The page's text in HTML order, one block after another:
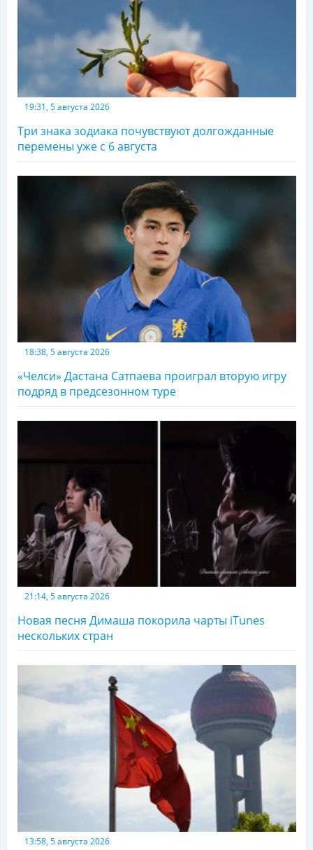
19:31, 5 августа 2026
Три знака зодиака почувствуют долгожданные
перемены уже с 6 августа
18:38, 5 августа 2026
«Челси» Дастана Сатпаева проиграл вторую игру
подряд в предсезонном туре
21:14, 5 августа 2026
Новая песня Димаша покорила чарты iTunes
нескольких стран
13:58, 5 августа 2026